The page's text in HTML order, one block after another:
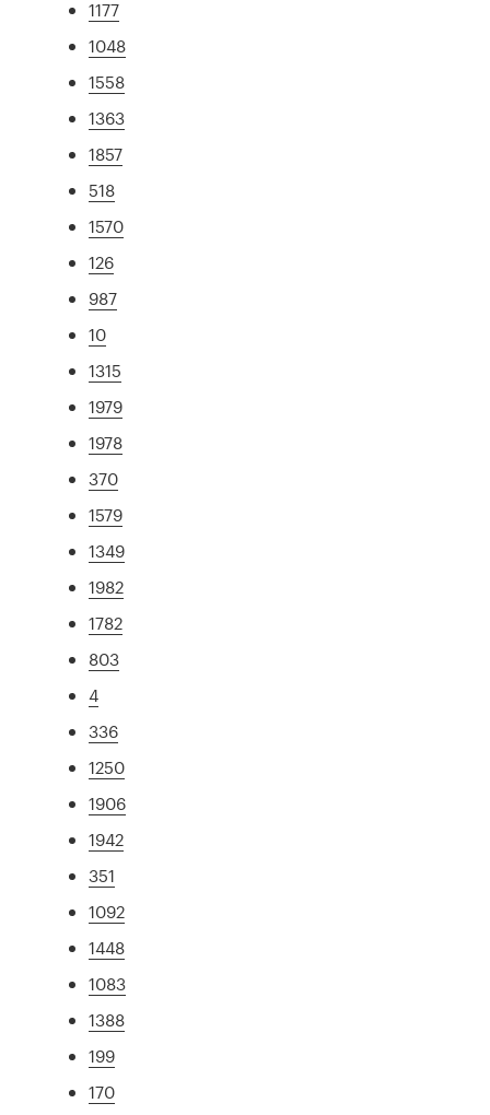
1177
1048
1558
1363
1857
518
1570
126
987
10
1315
1979
1978
370
1579
1349
1982
1782
803
4
336
1250
1906
1942
351
1092
1448
1083
1388
199
170